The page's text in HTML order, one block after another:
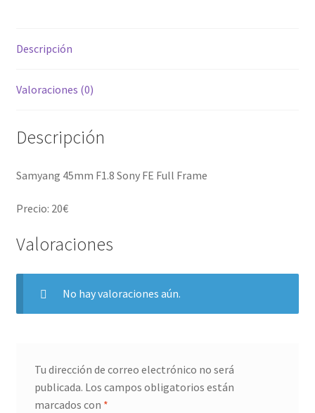
Descripción
Valoraciones (0)
Descripción
Samyang 45mm F1.8 Sony FE Full Frame
Precio: 20€
Valoraciones
No hay valoraciones aún.
Tu dirección de correo electrónico no será
publicada. Los campos obligatorios están
marcados con *